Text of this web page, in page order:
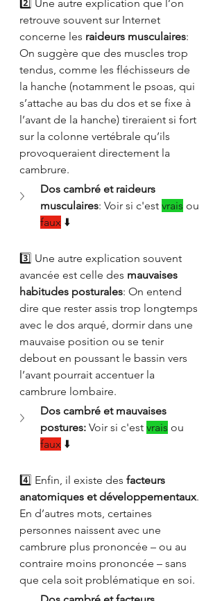
2️⃣ Une autre explication que l’on
retrouve souvent sur Internet
concerne les raideurs musculaires:
On suggère que des muscles trop
tendus, comme les fléchisseurs de
la hanche (notamment le psoas, qui
s’attache au bas du dos et se fixe à
l’avant de la hanche) tireraient si fort
sur la colonne vertébrale qu’ils
provoqueraient directement la
cambrure.
Dos cambré et raideurs
musculaires: Voir si c'est vrais ou
faux ⬇️
3️⃣ Une autre explication souvent
avancée est celle des mauvaises
habitudes posturales: On entend
dire que rester assis trop longtemps
avec le dos arqué, dormir dans une
mauvaise position ou se tenir
debout en poussant le bassin vers
l’avant pourrait accentuer la
cambrure lombaire.
Dos cambré et mauvaises
postures: Voir si c'est vrais ou
faux ⬇️
4️⃣ Enfin, il existe des facteurs
anatomiques et développementaux.
En d’autres mots, certaines
personnes naissent avec une
cambrure plus prononcée – ou au
contraire moins prononcée – sans
que cela soit problématique en soi.